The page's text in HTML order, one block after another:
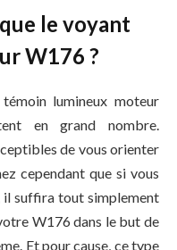
le voyant
W176 ?
lumineux moteur
en grand nombre.
de vous orienter
cependant que si vous
il suffira tout simplement
W176 dans le but de
Et pour cause, ce type